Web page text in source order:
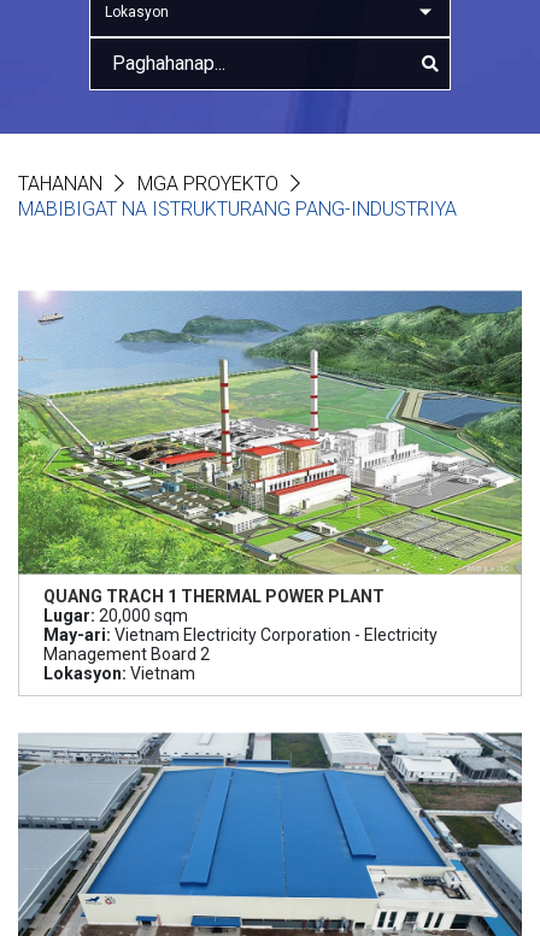
Lokasyon
TAHANAN
MGA PROYEKTO
MABIBIGAT NA ISTRUKTURANG PANG-INDUSTRIYA
QUANG TRACH 1 THERMAL POWER PLANT
Lugar: 20,000 sqm
May-ari: Vietnam Electricity Corporation - Electricity
Management Board 2
Lokasyon: Vietnam